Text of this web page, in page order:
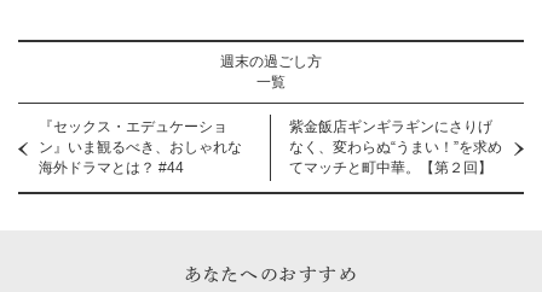
週末の過ごし方
一覧
『セックス・エデュケーショ
ン』いま観るべき、おしゃれな
海外ドラマとは？ #44
紫金飯店ギンギラギンにさりげ
なく、変わらぬ“うまい！”を求め
てマッチと町中華。【第２回】
あなたへのおすすめ